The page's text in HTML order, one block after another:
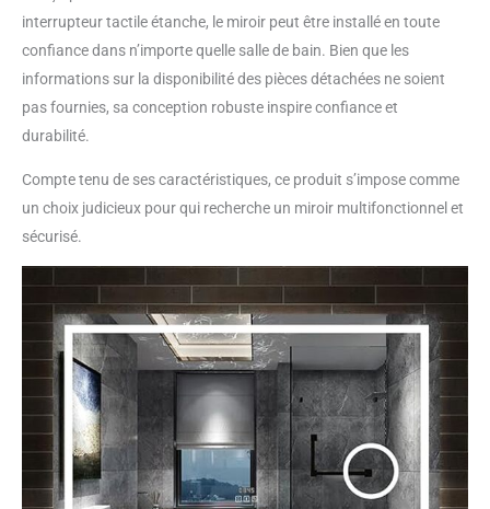
interrupteur tactile étanche, le miroir peut être installé en toute
confiance dans n’importe quelle salle de bain. Bien que les
informations sur la disponibilité des pièces détachées ne soient
pas fournies, sa conception robuste inspire confiance et
durabilité.
Compte tenu de ses caractéristiques, ce produit s’impose comme
un choix judicieux pour qui recherche un miroir multifonctionnel et
sécurisé.